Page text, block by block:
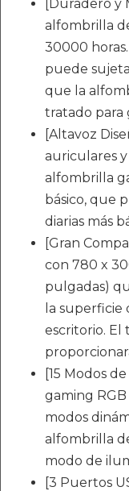
[Duradero y
alfombrilla
30000
puede
que la
tratado para
[Altavoz
auriculares
alfombrilla
básico, que
diarias más
[Gran
con 780 x
pulgadas)
la
escritorio. El
[15 Modos
gaming
modos
alfombrilla
modo de
[3 Puertos